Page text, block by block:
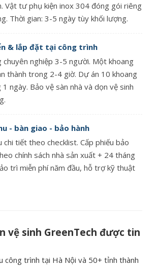
Vật tư phụ kiện inox 304 đóng gói riêng
Thời gian: 3-5 ngày tùy khối lượng.
& lắp đặt tại công trình
chuyên nghiệp 3-5 người. Một khoang
thành trong 2-4 giờ. Dự án 10 khoang
ngày. Bảo vệ sàn nhà và dọn vệ sinh
- bàn giao - bảo hành
chi tiết theo checklist. Cấp phiếu bảo
chính sách nhà sản xuất + 24 tháng
trì miễn phí năm đầu, hỗ trợ kỹ thuật
vệ sinh GreenTech được tin
công trình tại Hà Nội và 50+ tỉnh thành